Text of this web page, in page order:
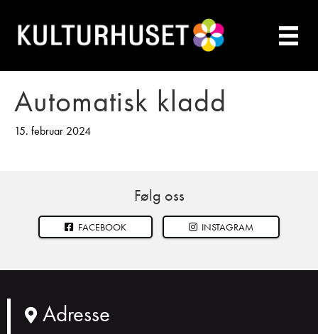
Automatisk kladd
15. februar 2024
Følg oss
FACEBOOK INSTAGRAM
Adresse